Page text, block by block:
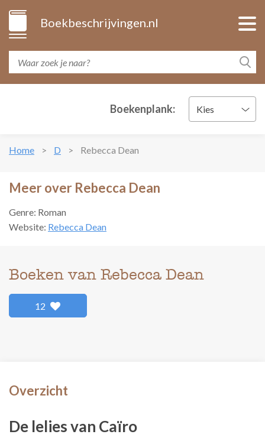
Boekbeschrijvingen.nl
Boekenplank: Kies
Home D Rebecca Dean
Meer over Rebecca Dean
Genre: Roman
Website: Rebecca Dean
Boeken van Rebecca Dean
12
Overzicht
De lelies van Caïro